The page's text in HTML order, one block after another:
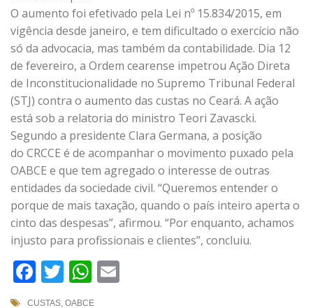
O aumento foi efetivado pela Lei nº 15.834/2015, em
vigência desde janeiro, e tem dificultado o exercício não
só da advocacia, mas também da contabilidade. Dia 12
de fevereiro, a Ordem cearense impetrou Ação Direta
de Inconstitucionalidade no Supremo Tribunal Federal
(STJ) contra o aumento das custas no Ceará. A ação
está sob a relatoria do ministro Teori Zavascki.
Segundo a presidente Clara Germana, a posição
do CRCCE é de acompanhar o movimento puxado pela
OABCE e que tem agregado o interesse de outras
entidades da sociedade civil. “Queremos entender o
porque de mais taxação, quando o país inteiro aperta o
cinto das despesas”, afirmou. “Por enquanto, achamos
injusto para profissionais e clientes”, concluiu.
Facebook
TwitterWhatsApp
CUSTAS, OABCE